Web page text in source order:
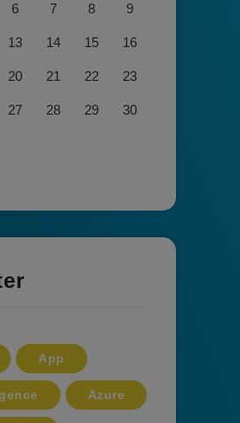
6 7 8 9
13 14 15 16
20 21 22 23
27 28 29 30
App
Azure